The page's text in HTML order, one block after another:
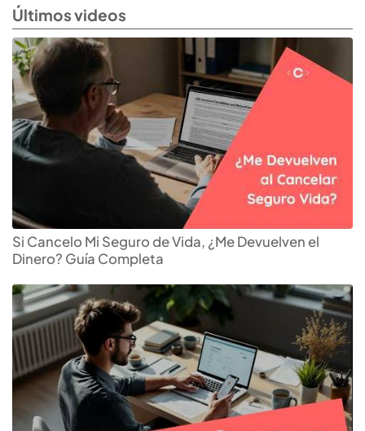
Últimos videos
Si Cancelo Mi Seguro de Vida, ¿Me Devuelven el
Dinero? Guía Completa